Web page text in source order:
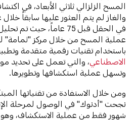
المسح الزلزالي ثلاثي الأبعاد، في
والغاز لم يتم العثور عليها سابقاً خلال
في الحقل قبل 75 عاماً، حيث
عملية المسح من خلال مركز "ثمامة"
باستخدام تقنيات رقمية متقدمة
الاصطناعي ، والتي تعمل على تحديد
وتسهل عملية استكشافها وتطويرها.
ومن خلال الاستفادة من تقنياتها
نجحت "أدنوك" في الوصول لمرحلة
شهور فقط من عملية الاستكشاف، وهو